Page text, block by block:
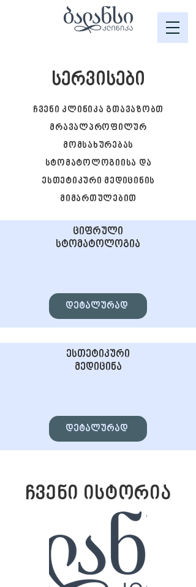
სერვისები
ჩვენი კლინიკა გთავაზობთ
მრავალპროფილურ
მომსახურებას
სტომატოლოგიისა და
ესთეტიკური მედიცინის
მიმართულებით
ციფრული
სტომატოლოგია
დეტალურად
ესთეტიკური
მედიცინა
დეტალურად
ჩვენი ისტორია